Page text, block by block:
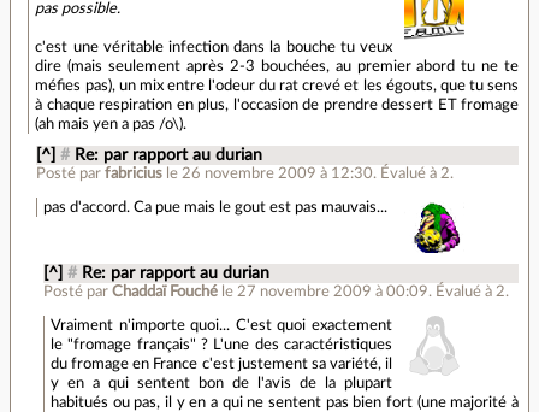
pas possible.
c'est une véritable infection dans la bouche tu veux
dire (mais seulement après 2-3 bouchées, au premier abord tu ne te
méfies pas), un mix entre l'odeur du rat crevé et les égouts, que tu sens
à chaque respiration en plus, l'occasion de prendre dessert ET fromage
(ah mais yen a pas /o\).
[^] # Re: par rapport au durian
Posté par fabricius le 26 novembre 2009 à 12:30. Évalué à 2.
pas d'accord. Ca pue mais le gout est pas mauvais...
[^] # Re: par rapport au durian
Posté parChaddaï Fouché le 27 novembre 2009 à 00:09. Évalué à 2.
Vraiment n'importe quoi... C'est quoi exactement
le "fromage français" ? L'une des caractéristiques
du fromage en France c'est justement sa variété, il
y en a qui sentent bon de l'avis de la plupart
habitués ou pas, il y en a qui ne sentent pas bien fort (une majorité à